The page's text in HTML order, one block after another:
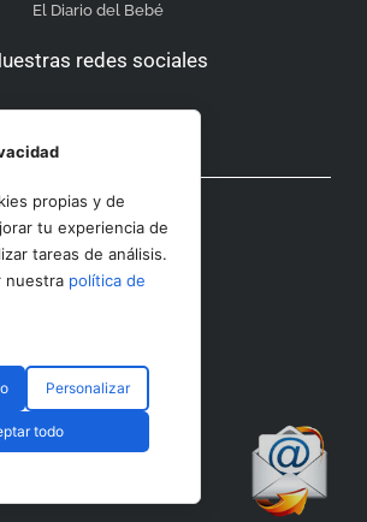
El Diario del Bebé
redes sociales
Otras secciones
Contacto
© CopyRight 2023 RRHHDigital
propias y de
tu experiencia de
tareas de análisis.
nuestra política de
Personalizar
todo